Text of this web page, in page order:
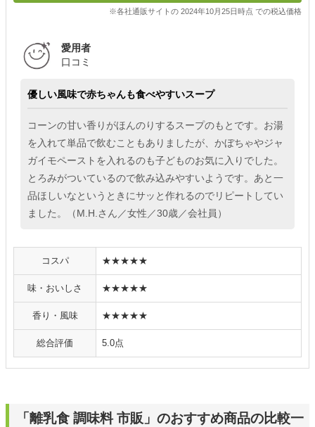
※各社通販サイトの 2024年10月25日時点 での税込価格
愛用者
口コミ
優しい風味で赤ちゃんも食べやすいスープ
コーンの甘い香りがほんのりするスープのもとです。お湯
を入れて単品で飲むこともありましたが、かぼちゃやジャ
ガイモペーストを入れるのも子どものお気に入りでした。
とろみがついているので飲み込みやすいようです。あと一
品ほしいなというときにサッと作れるのでリピートしてい
ました。（M.H.さん／女性／30歳／会社員）
コスパ ★★★★★
味・おいしさ ★★★★★
香り・風味 ★★★★★
総合評価 5.0点
「離乳食 調味料 市販」のおすすめ商品の比較一